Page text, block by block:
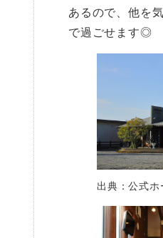
あるので、他を
で過ごせます◎
出典：公式